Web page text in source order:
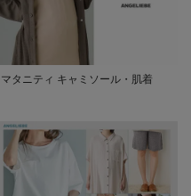
マタニティ キャミソール・肌着